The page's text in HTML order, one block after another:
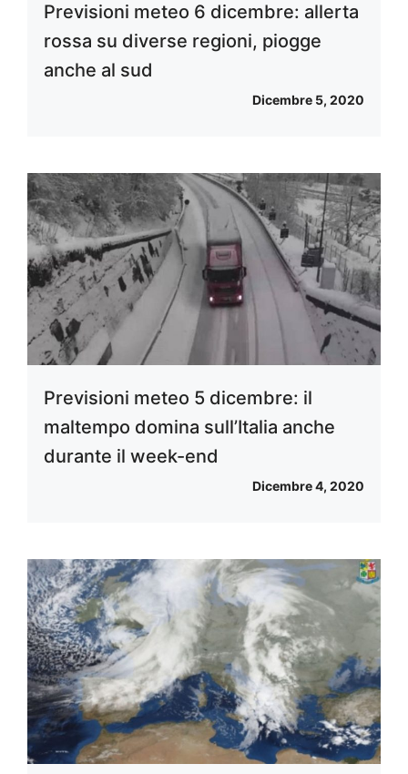
Previsioni meteo 6 dicembre: allerta
rossa su diverse regioni, piogge
anche al sud
Dicembre 5, 2020
Previsioni meteo 5 dicembre: il
maltempo domina sull’Italia anche
durante il week-end
Dicembre 4, 2020